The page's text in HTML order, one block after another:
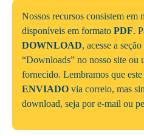
Nossos recursos consistem em
disponíveis em formato PDF.
DOWNLOAD, acesse a seção
“Downloads” no nosso site
fornecido. Lembramos que
ENVIADO via correio, mas
download, seja por e-mail ou